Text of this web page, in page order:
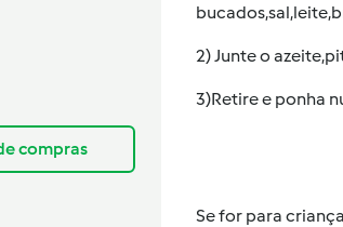
compras
2) Junte o
3)Retire e ponha
Se for para